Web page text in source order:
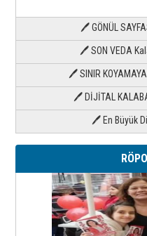
🖊 GÖNÜL
🖊 SON VEDA
🖊 SINIR
🖊 DİJİTAL
🖊 En Büyük